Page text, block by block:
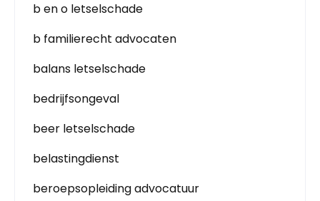
b en o letselschade
b familierecht advocaten
balans letselschade
bedrijfsongeval
beer letselschade
belastingdienst
beroepsopleiding advocatuur